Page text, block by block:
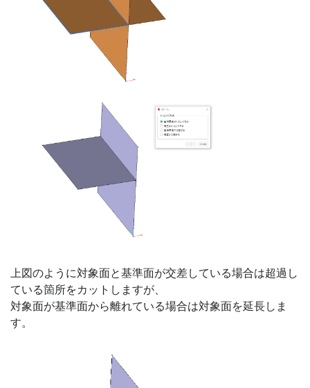
上図のように対象面と基準面が交差している場合は超過し
ている箇所をカットしますが、
対象面が基準面から離れている場合は対象面を延長しま
す。